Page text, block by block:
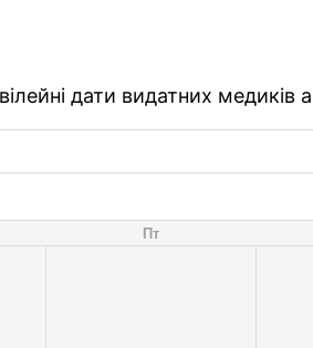
дати видатних медиків
Пт